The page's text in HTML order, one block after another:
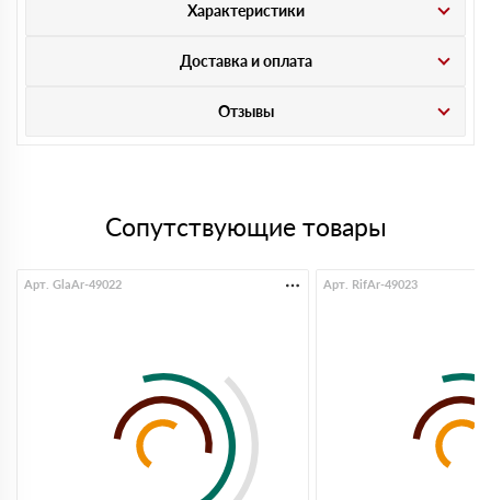
Характеристики
Доставка и оплата
Отзывы
Сопутствующие товары
Арт. GlaAr-49022 Арт. RifAr-49023